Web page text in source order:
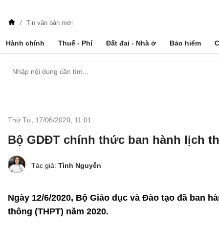
Tin văn bản mới
Hành chính Thuế - Phí Đất đai - Nhà ở Bảo hiểm
Thứ Tư, 17/06/2020 11:01
Bộ GDĐT chính thức ban hành lịch
Tác giả: Tình Nguyễn
Ngày 12/6/2020, Bộ Giáo dục và Đào tạo đã ban
thông (THPT) năm 2020.